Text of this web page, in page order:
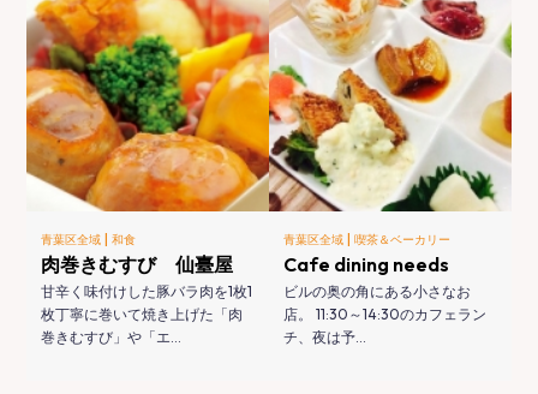
青葉区全域 |和食
肉巻きむすび 仙臺屋
甘辛く味付けした豚バラ肉を1枚1
枚丁寧に巻いて焼き上げた「肉
巻きむすび」や「エ…
青葉区全域 | 喫茶＆ベーカリー
Cafe dining needs
ビルの奥の角にある小さなお
店。 11:30～14:30のカフェラン
チ、夜は予…